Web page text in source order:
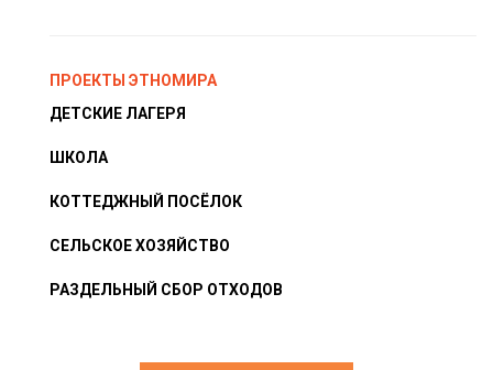
ПРОЕКТЫ ЭТНОМИРА
ДЕТСКИЕ ЛАГЕРЯ
ШКОЛА
КОТТЕДЖНЫЙ ПОСЁЛОК
СЕЛЬСКОЕ ХОЗЯЙСТВО
РАЗДЕЛЬНЫЙ СБОР ОТХОДОВ